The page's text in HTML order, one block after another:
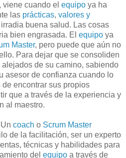
cuando el equipo ya ha
las prácticas, valores y
buena salud. Las cosas
bien engrasada. El equipo ya
Master, pero puede que aún no
Para dejar que se consoliden
de su camino, sabiendo
asesor de confianza cuando lo
encontrar sus propios
que a través de la experiencia y
al maestro.
coach o Scrum Master
de la facilitación, ser un experto
técnicas y habilidades para
del equipo a través de